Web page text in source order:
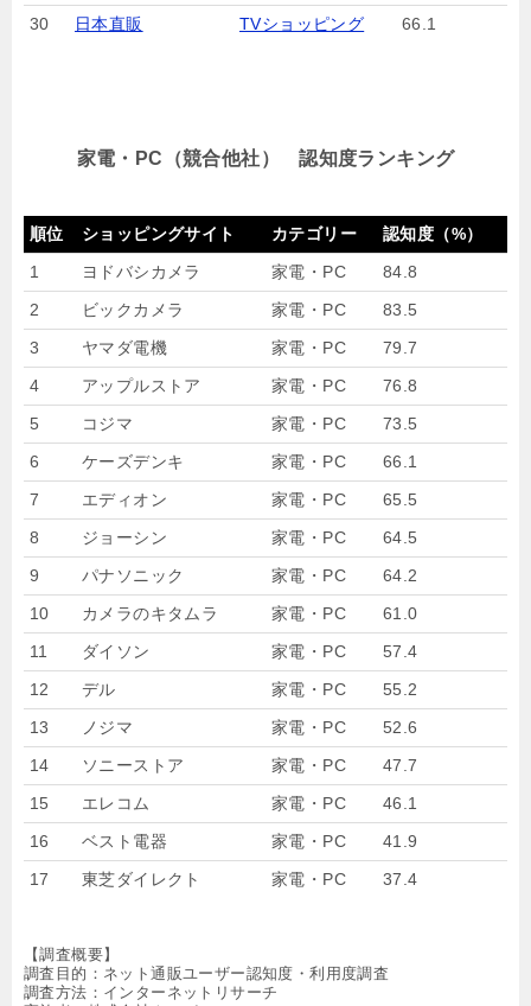
30
日本直販 TVショッピング 66.1
家電・PC（競合他社） 認知度ランキング
順位 ショッピングサイト カテゴリー
認知度（%）
1
ヨドバシカメラ 家電・PC
84.8
2
ビックカメラ 家電・PC
83.5
3
ヤマダ電機 家電・PC
79.7
4
アップルストア 家電・PC
76.8
5
コジマ 家電・PC
73.5
6
ケーズデンキ 家電・PC
66.1
7
エディオン 家電・PC
65.5
8
ジョーシン 家電・PC
64.5
9
パナソニック 家電・PC
64.2
10
カメラのキタムラ 家電・PC
61.0
11
ダイソン 家電・PC
57.4
12
デル 家電・PC
55.2
13
ノジマ 家電・PC
52.6
14
ソニーストア 家電・PC
47.7
15
エレコム 家電・PC
46.1
16
ベスト電器 家電・PC
41.9
17
東芝ダイレクト 家電・PC 37.4
【調査概要】
調査目的：ネット通販ユーザー認知度・利用度調査
調査方法：インターネットリサーチ